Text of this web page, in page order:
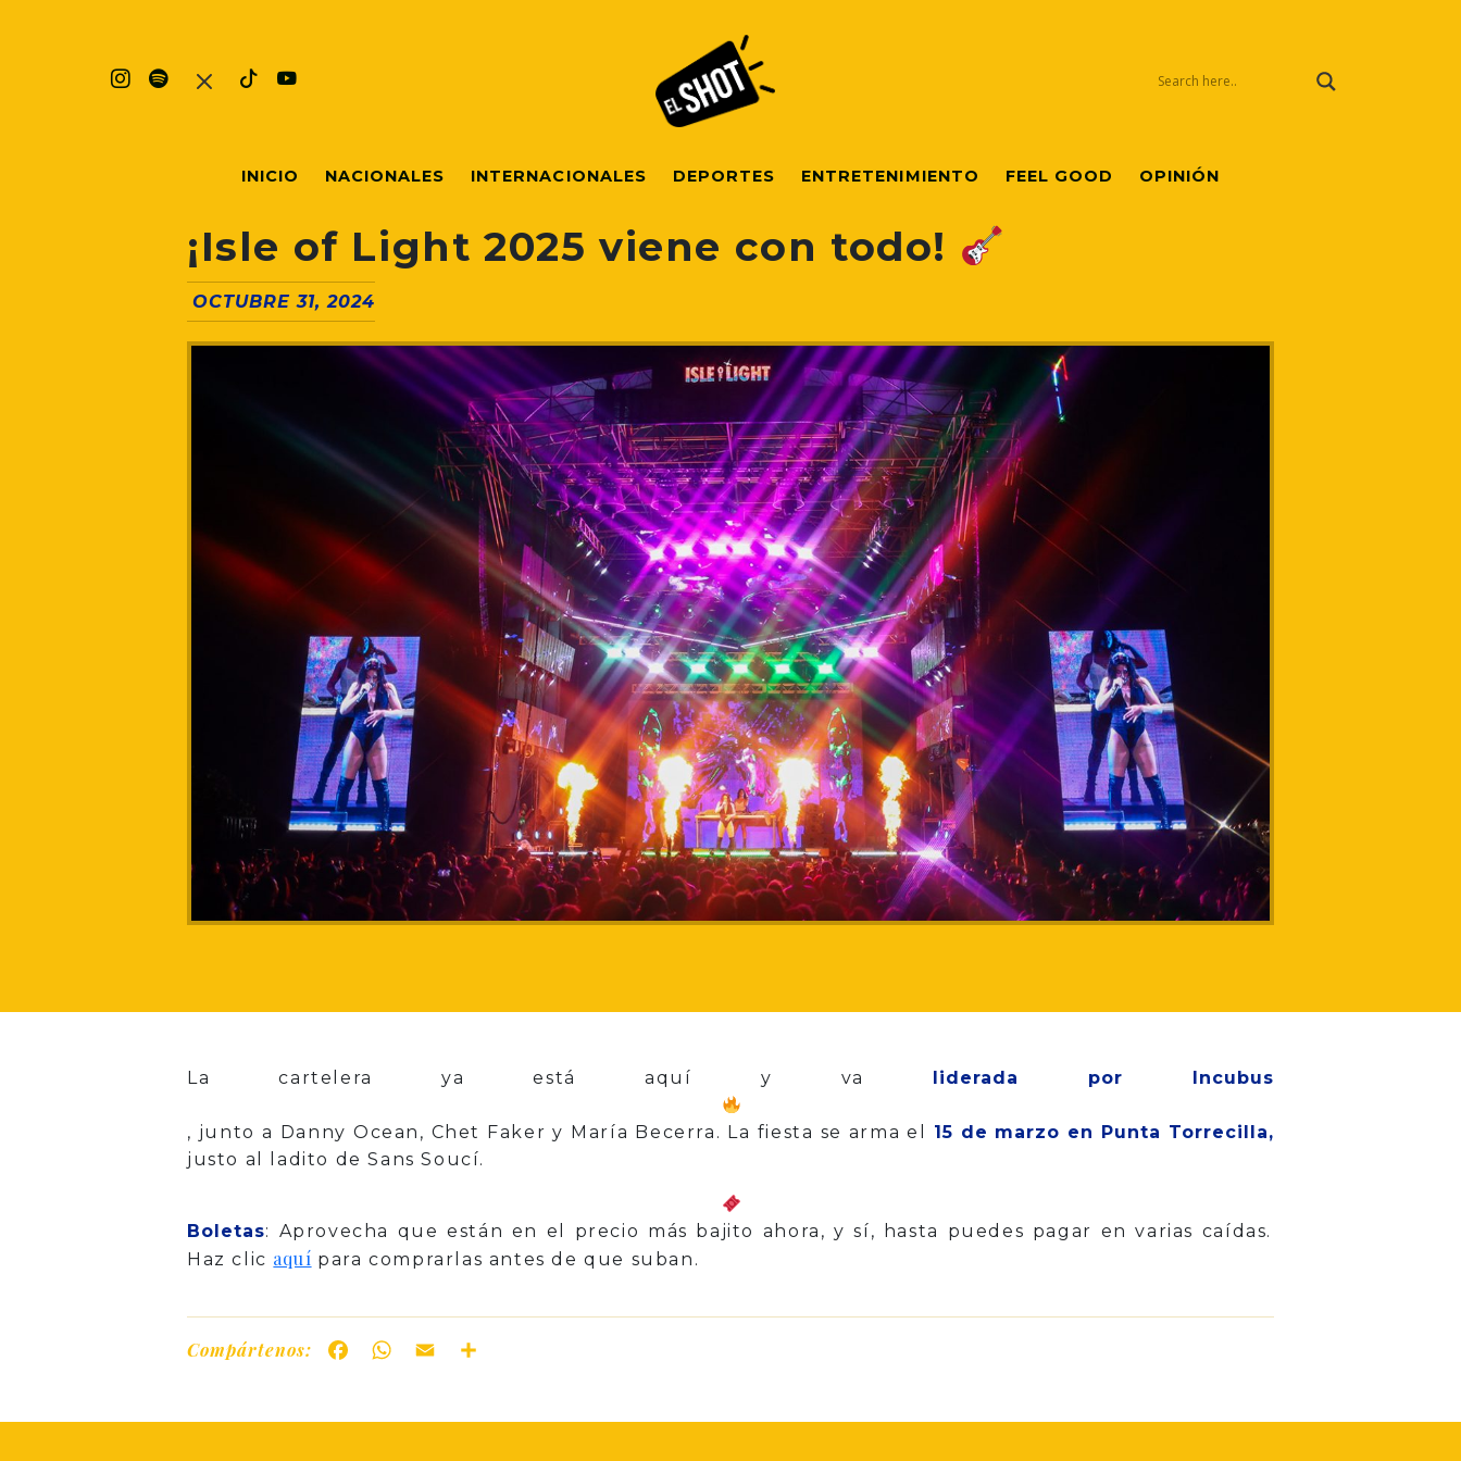
INICIO NACIONALES INTERNACIONALES DEPORTES ENTRETENIMIENTO FEEL GOOD OPINIÓN
¡Isle of Light 2025 viene con todo!
OCTUBRE 31, 2024
La cartelera ya está aquí y va liderada por Incubus
, junto a Danny Ocean, Chet Faker y María Becerra. La fiesta se arma el 15 de marzo en Punta Torrecilla,
justo al ladito de Sans Soucí.
Boletas: Aprovecha que están en el precio más bajito ahora, y sí, hasta puedes pagar en varias caídas.
Haz clic aquí para comprarlas antes de que suban.
Compártenos: FacebookWhatsApp
Email